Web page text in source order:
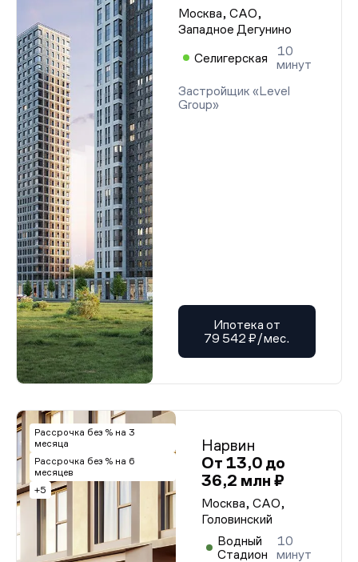
Москва, САО,
Западное Дегунино
Селигерская
10
минут
Застройщик «Level
Group»
Ипотека от
79 542 ₽/мес.
Рассрочка без % на 3
месяца
Рассрочка без % на 6
месяцев
+5
Нарвин
От 13,0 до
36,2 млн ₽
Москва, САО,
Головинский
Водный
Стадион
10
минут